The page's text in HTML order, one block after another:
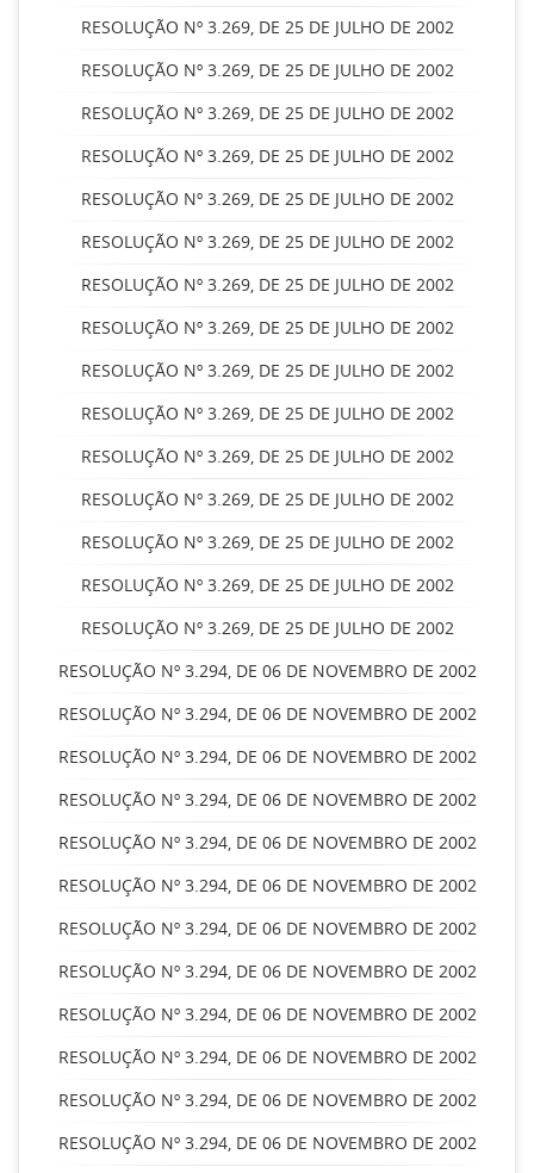
RESOLUÇÃO Nº 3.269, DE 25 DE JULHO DE 2002
RESOLUÇÃO Nº 3.269, DE 25 DE JULHO DE 2002
RESOLUÇÃO Nº 3.269, DE 25 DE JULHO DE 2002
RESOLUÇÃO Nº 3.269, DE 25 DE JULHO DE 2002
RESOLUÇÃO Nº 3.269, DE 25 DE JULHO DE 2002
RESOLUÇÃO Nº 3.269, DE 25 DE JULHO DE 2002
RESOLUÇÃO Nº 3.269, DE 25 DE JULHO DE 2002
RESOLUÇÃO Nº 3.269, DE 25 DE JULHO DE 2002
RESOLUÇÃO Nº 3.269, DE 25 DE JULHO DE 2002
RESOLUÇÃO Nº 3.269, DE 25 DE JULHO DE 2002
RESOLUÇÃO Nº 3.269, DE 25 DE JULHO DE 2002
RESOLUÇÃO Nº 3.269, DE 25 DE JULHO DE 2002
RESOLUÇÃO Nº 3.269, DE 25 DE JULHO DE 2002
RESOLUÇÃO Nº 3.269, DE 25 DE JULHO DE 2002
RESOLUÇÃO Nº 3.269, DE 25 DE JULHO DE 2002
RESOLUÇÃO Nº 3.294, DE 06 DE NOVEMBRO DE 2002
RESOLUÇÃO Nº 3.294, DE 06 DE NOVEMBRO DE 2002
RESOLUÇÃO Nº 3.294, DE 06 DE NOVEMBRO DE 2002
RESOLUÇÃO Nº 3.294, DE 06 DE NOVEMBRO DE 2002
RESOLUÇÃO Nº 3.294, DE 06 DE NOVEMBRO DE 2002
RESOLUÇÃO Nº 3.294, DE 06 DE NOVEMBRO DE 2002
RESOLUÇÃO Nº 3.294, DE 06 DE NOVEMBRO DE 2002
RESOLUÇÃO Nº 3.294, DE 06 DE NOVEMBRO DE 2002
RESOLUÇÃO Nº 3.294, DE 06 DE NOVEMBRO DE 2002
RESOLUÇÃO Nº 3.294, DE 06 DE NOVEMBRO DE 2002
RESOLUÇÃO Nº 3.294, DE 06 DE NOVEMBRO DE 2002
RESOLUÇÃO Nº 3.294, DE 06 DE NOVEMBRO DE 2002